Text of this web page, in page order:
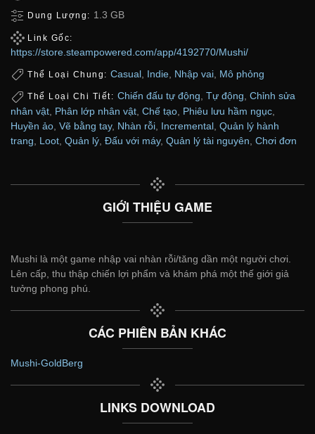
Dung Lượng: 1.3 GB
Link Gốc:
https://store.steampowered.com/app/4192770/Mushi/
Thể Loại Chung: Casual Indie Nhập vai Mô phỏng
Thể Loại Chi Tiết: Chiến đấu tự động, Tự động, Chỉnh sửa
nhân vật Phân lớp nhân vật Chế tạo Phiêu lưu hầm ngục
Huyền ảo Vẽ bằng tay, Nhàn rỗi Incremental Quản lý hành
trang
Loot Quản lý Đấu với máy, Quản lý tài nguyên Chơi đơn
GIỚI THIỆU GAME
Mushi là một game nhập vai nhàn rỗi/tăng dần một người chơi.
Lên cấp, thu thập chiến lợi phẩm và khám phá một thế giới giả
tưởng phong phú.
CÁC PHIÊN BẢN KHÁC
Mushi-GoldBerg
LINKS DOWNLOAD